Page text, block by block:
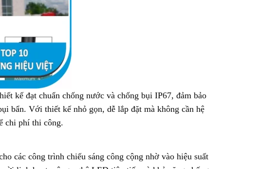
kế đạt chuẩn chống nước và chống bụi IP67, đảm bảo
bẩn. Với thiết kế nhỏ gọn, dễ lắp đặt mà không cần hệ
chi phí thi công.
các công trình chiếu sáng công cộng nhờ vào hiệu suất